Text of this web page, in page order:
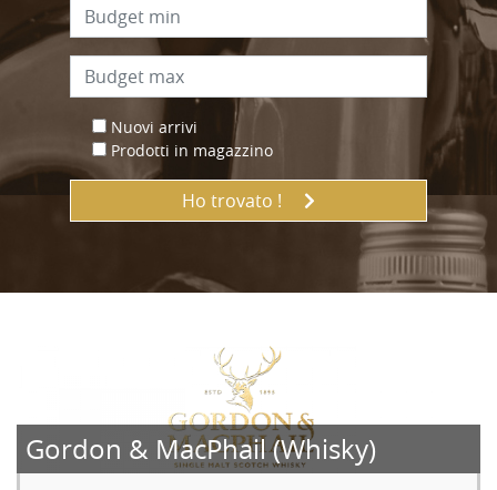
Nuovi arrivi
Prodotti in magazzino
Ho trovato !
Gordon & MacPhail (Whisky)